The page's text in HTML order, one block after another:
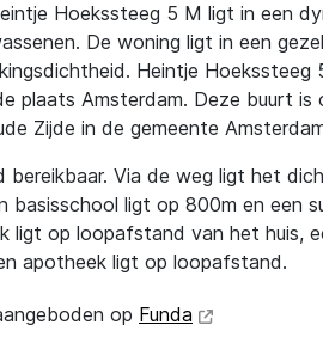
Hoekssteeg 5 M ligt in een
De woning ligt in een
Heintje Hoekssteeg
plaats Amsterdam. Deze buurt is
Zijde in de gemeente
bereikbaar. Via de weg ligt het
basisschool ligt op 800m en een
ligt op loopafstand van het huis,
apotheek ligt op loopafstand.
op Funda